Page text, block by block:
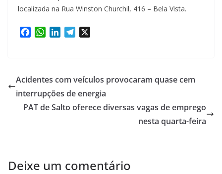
localizada na Rua Winston Churchil, 416 – Bela Vista.
b
o
o
k
W
s
A
p
p
e
d
I
n
g
r
a
m
Acidentes com veículos provocaram quase cem
interrupções de energia
PAT de Salto oferece diversas vagas de emprego
nesta quarta-feira
Deixe um comentário